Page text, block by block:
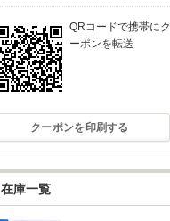
QRコードで携帯にク
ーポンを転送
クーポンを印刷する
在庫一覧